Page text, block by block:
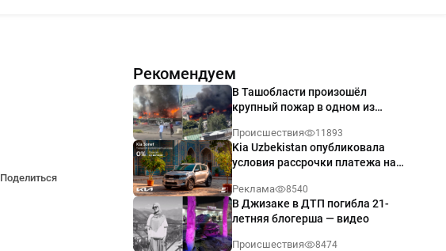
Поделиться
Рекомендуем
В Ташобласти произошёл
крупный пожар в одном из
Происшествия 11893
Kia Uzbekistan опубликовала
условия рассрочки платежа на
годовых
Реклама 8540
В Джизаке в ДТП погибла 21-
летняя блогерша — видео
Происшествия 8474